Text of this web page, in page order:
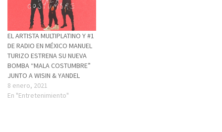
EL ARTISTA MULTIPLATINO Y #1
DE RADIO EN MÉXICO MANUEL
TURIZO ESTRENA SU NUEVA
BOMBA “MALA COSTUMBRE”
JUNTO A WISIN & YANDEL
8 enero, 2021
En "Entretenimiento"